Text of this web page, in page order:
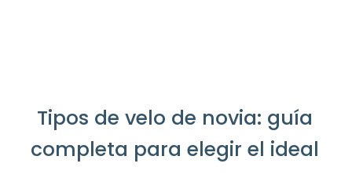
Tipos de velo de novia: guía
completa para elegir el ideal